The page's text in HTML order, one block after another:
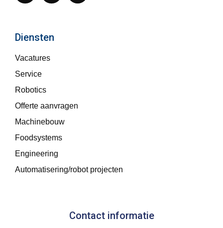
Diensten
Vacatures
Service
Robotics
Offerte aanvragen
Machinebouw
Foodsystems
Engineering
Automatisering/robot projecten
Contact informatie